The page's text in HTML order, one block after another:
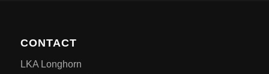
CONTACT
LKA Longhorn